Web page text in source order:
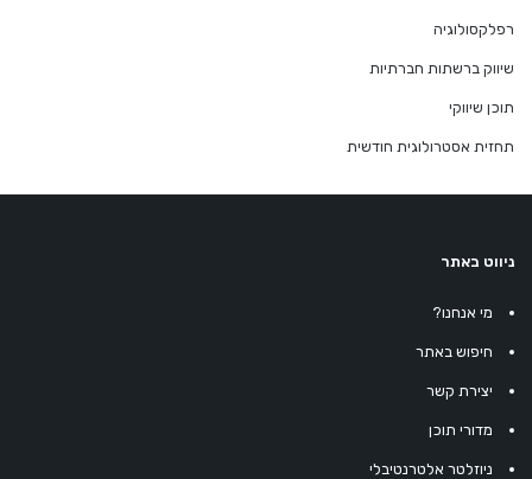
רפלקסולוגיה
שיווק ברשתות חברתיות
תוכן שיווקי
תחזית אסטרולוגית חודשית
ניווט באתר
מי אנחנו?
חיפוש באתר
יצירת קשר
מדורי תוכן
ניוזלטר אלטרנטיבלי